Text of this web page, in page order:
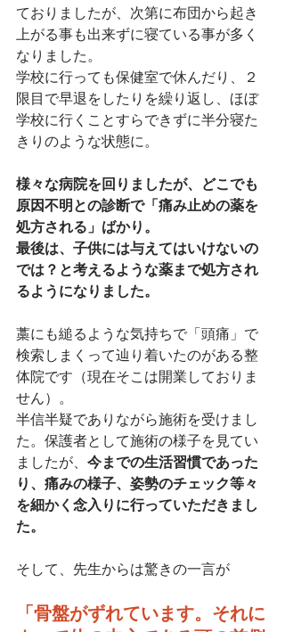
ておりましたが、次第に布団から起き
上がる事も出来ずに寝ている事が多く
なりました。
学校に行っても保健室で休んだり、２
限目で早退をしたりを繰り返し、ほぼ
学校に行くことすらできずに半分寝た
きりのような状態に。
様々な病院を回りましたが、どこでも
原因不明との診断で「痛み止めの薬を
処方される」ばかり。
最後は、子供には与えてはいけないの
では？と考えるような薬まで処方され
るようになりました。
藁にも縋るような気持ちで「頭痛」で
検索しまくって辿り着いたのがある整
体院です（現在そこは開業しておりま
せん）。
半信半疑でありながら施術を受けまし
た。保護者として施術の様子を見てい
ましたが、 今までの生活習慣であった
り、痛みの様子、姿勢のチェック等々
を細かく念入りに行っていただきまし
た。
そして、先生からは驚きの一言が
「骨盤がずれています。それに